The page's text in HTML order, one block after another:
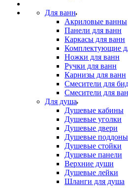
Для ванн
Акриловые ванны
Панели для ванн
Каркасы для ванн
Комплектующие
Ножки для ванн
Ручки для ванн
Карнизы для ванн
Смесители для
Смесители для
Для душа
Душевые кабины
Душевые уголки
Душевые двери
Душевые поддоны
Душевые стойки
Душевые панели
Верхние души
Душевые лейки
Шланги для душа